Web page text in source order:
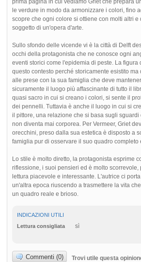
prima pagina in cui vediamo Griet che prepara
le verdure in modo da armonizzare i colori, fino
scopre che ogni colore si ottiene con molti altri e
soggetto di un'opera d'arte.
Sullo sfondo delle vicende vi è la città di Delft
occhi della protagonista che ne conosce ogni
eventi storici come l'epidemia di peste. La figura
questo contesto perché storicamente esistito
alle prese con la sua famiglia che deve
sicuramente il luogo più affascinante di tutto il
quasi sacro in cui si creano i colori, si sente il
dei pennelli. Tuttavia è anche il luogo in cui si
il pittore, una relazione che si basa sugli sguardi
non diventa mai corporea. Per Vermeer, Griet
orecchini, preso dalla sua estetica è disposto a
famiglia pur di osservare il suo quadro completo
Lo stile è molto diretto, la protagonista esprime
riflessione, i suoi pensieri ed è molto scorrevole,
lettura piacevole e interessante. L'autrice ci
un'altra epoca riuscendo a trasmettere la vita
un quadro reale e brioso.
INDICAZIONI UTILI
Lettura consigliata
sì
Commenti (0) Trovi utile questa